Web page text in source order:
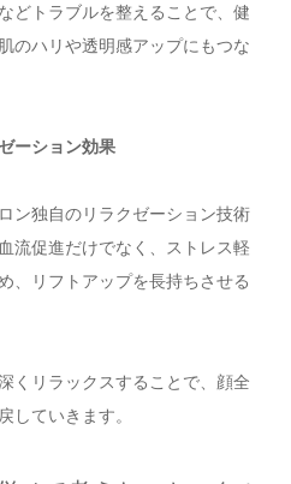
どトラブルを整えることで、健
のハリや透明感アップにもつな
ーション効果
ン独自のリラクゼーション技術
流促進だけでなく、ストレス軽
、リフトアップを長持ちさせる
くリラックスすることで、顔全
していきます。